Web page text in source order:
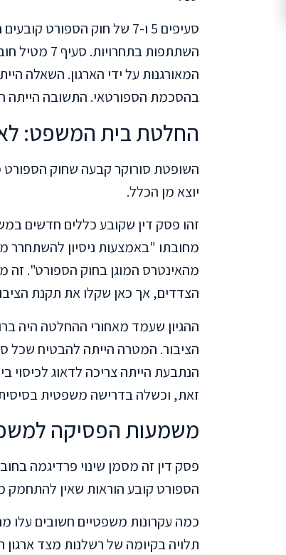
השתתפות
המאורגנות על ידי הארגון. השאלה
בהסכמת הספורטאי. התשובה הייתה
החלטת בית המשפט:
השופטת סורוקר קבעה שחוק הספורט
יוצא מן הכלל.
זהו פסק דין שקובע כללים חדשים
מחובתו "באמצעות ניסיון
מהאינטרס המוגן בחוק הספורט". זה
הצדדים, אך כאן שקלו את תקנת
ההגיון שעמד מאחורי ההחלטה היה
הציבור. המטרה הייתה להבטיח שכל
הנתבעת הייתה צריכה לדאוג
זאת, וכשלה בדרישה משפטית
משמעות הפסיקה
פסק דין זה מסמן שינוי פרדיגמה
הספורט קובע הוראות שאין להתחמק
כמה עקרונות משפטיים חשובים עלו
תלויה בקיומה של רשלנות מצד ארגון